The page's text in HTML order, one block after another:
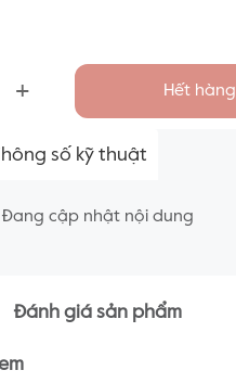
+ Hết hàng
số kỹ thuật
Đang cập nhật nội dung
Đánh giá sản phẩm